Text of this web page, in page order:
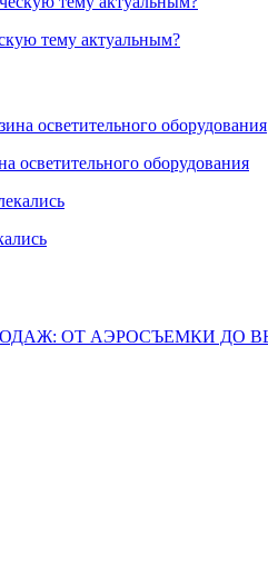
тему актуальным?
осветительного оборудования
ОТ АЭРОСЪЕМКИ ДО